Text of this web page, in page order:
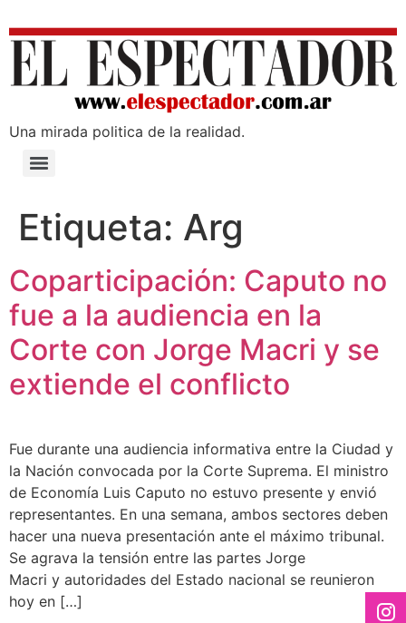
Una mirada poli­tica de la realidad.
Etiqueta: Arg
Coparticipación: Caputo no
fue a la audiencia en la
Corte con Jorge Macri y se
extiende el conflicto
Fue durante una audiencia informativa entre la Ciudad y
la Nación convocada por la Corte Suprema. El ministro
de Economía Luis Caputo no estuvo presente y envió
representantes. En una semana, ambos sectores deben
hacer una nueva presentación ante el máximo tribunal.
Se agrava la tensión entre las partes Jorge
Macri y autoridades del Estado nacional se reunieron
hoy en […]